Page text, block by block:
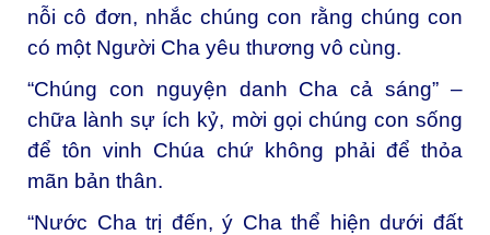
nỗi cô đơn, nhắc chúng con rằng chúng con
có một Người Cha yêu thương vô cùng.
“Chúng con nguyện danh Cha cả sáng” –
chữa lành sự ích kỷ, mời gọi chúng con sống
để tôn vinh Chúa chứ không phải để thỏa
mãn bản thân.
“Nước Cha trị đến, ý Cha thể hiện dưới đất